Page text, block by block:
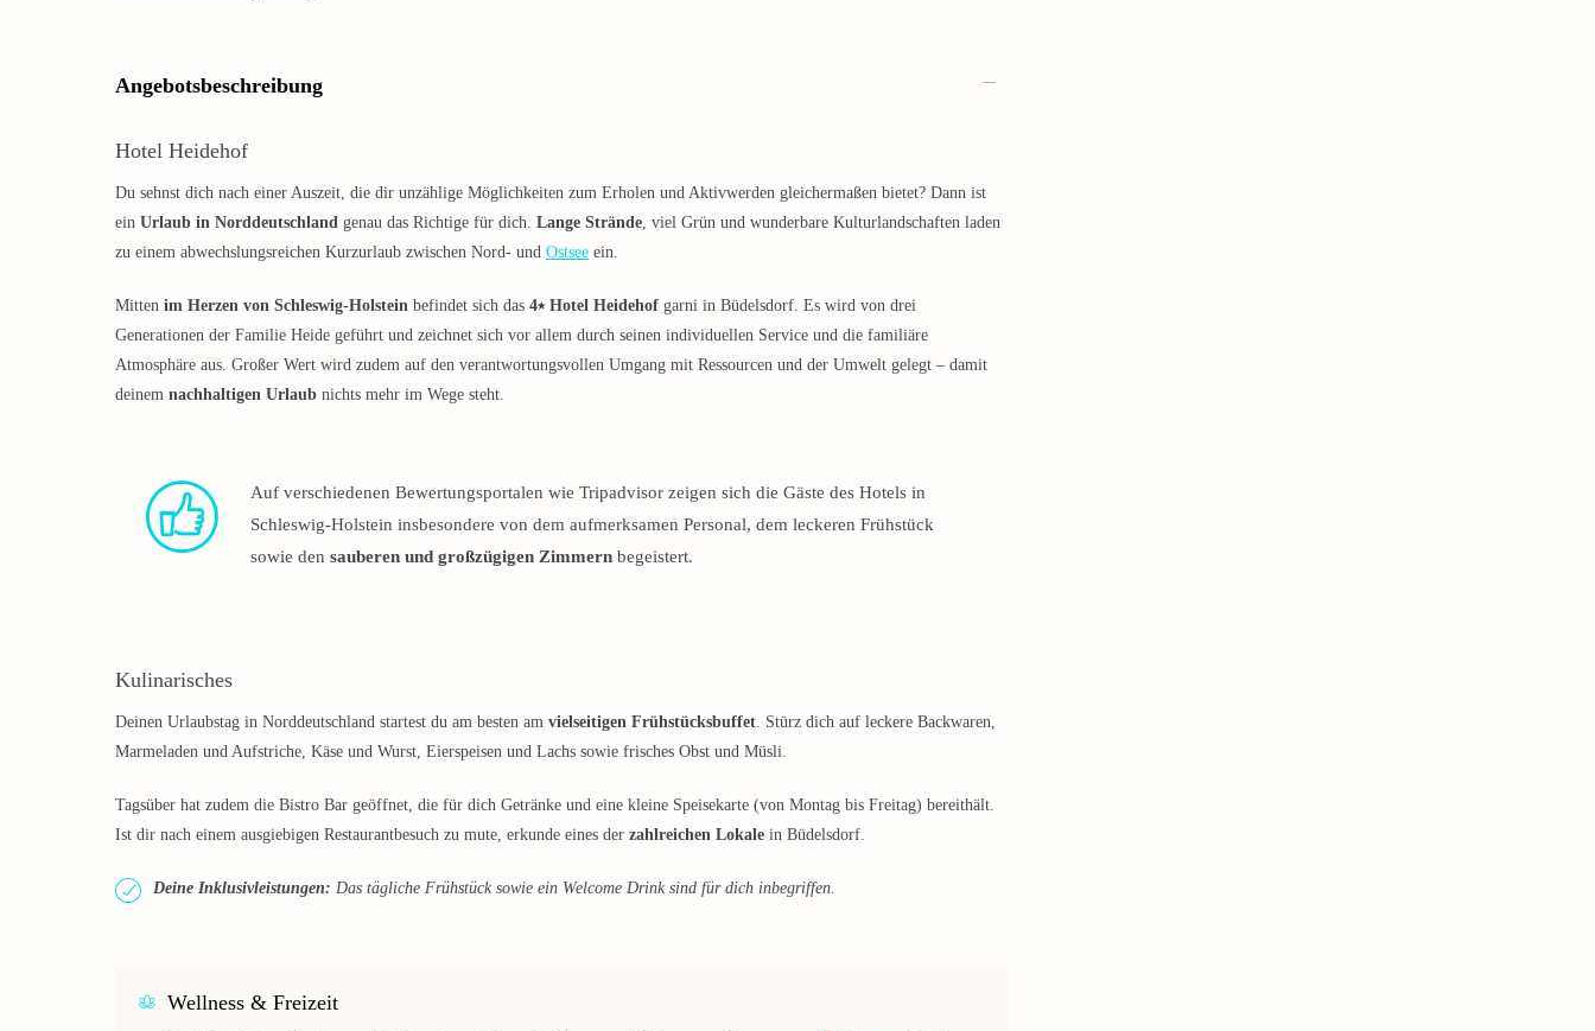
Angebotsbeschreibung
Hotel Heidehof
Du sehnst dich nach einer Auszeit, die dir unzählige Möglichkeiten zum Erholen und Aktivwerden gleichermaßen bietet? Dann ist
ein Urlaub in Norddeutschland genau das Richtige für dich. Lange Strände , viel Grün und wunderbare Kulturlandschaften laden
zu einem abwechslungsreichen Kurzurlaub zwischen Nord- und Ostsee ein.
Mitten im Herzen von Schleswig-Holstein befindet sich das 4⭑ Hotel Heidehof garni in Büdelsdorf. Es wird von drei
Generationen der Familie Heide geführt und zeichnet sich vor allem durch seinen individuellen Service und die familiäre
Atmosphäre aus. Großer Wert wird zudem auf den verantwortungsvollen Umgang mit Ressourcen und der Umwelt gelegt – damit
deinem nachhaltigen Urlaub nichts mehr im Wege steht.
Auf verschiedenen Bewertungsportalen wie Tripadvisor zeigen sich die Gäste des Hotels in
Schleswig-Holstein insbesondere von dem aufmerksamen Personal, dem leckeren Frühstück
sowie den sauberen und großzügigen Zimmern begeistert.
Kulinarisches
Deinen Urlaubstag in Norddeutschland startest du am besten am vielseitigen Frühstücksbuffet . Stürz dich auf leckere Backwaren,
Marmeladen und Aufstriche, Käse und Wurst, Eierspeisen und Lachs sowie frisches Obst und Müsli.
Tagsüber hat zudem die Bistro Bar geöffnet, die für dich Getränke und eine kleine Speisekarte (von Montag bis Freitag) bereithält.
Ist dir nach einem ausgiebigen Restaurantbesuch zu mute, erkunde eines der zahlreichen Lokale in Büdelsdorf.
Deine Inklusivleistungen: Das tägliche Frühstück sowie ein Welcome Drink sind für dich inbegriffen.
Wellness & Freizeit